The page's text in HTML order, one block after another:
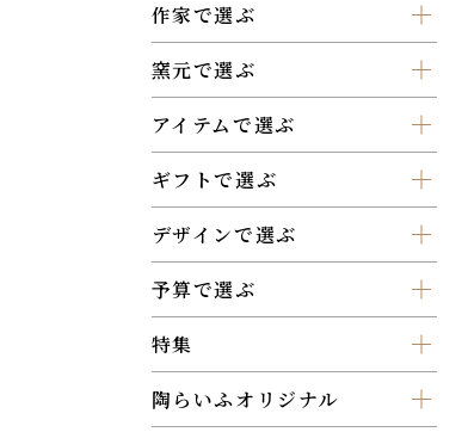
作家で選ぶ
窯元で選ぶ
アイテムで選ぶ
ギフトで選ぶ
デザインで選ぶ
予算で選ぶ
特集
陶らいふオリジナル